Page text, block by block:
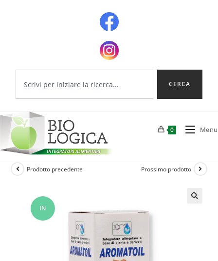
CERCA
0 Menu
IN
Prodotto precedente Prossimo prodotto